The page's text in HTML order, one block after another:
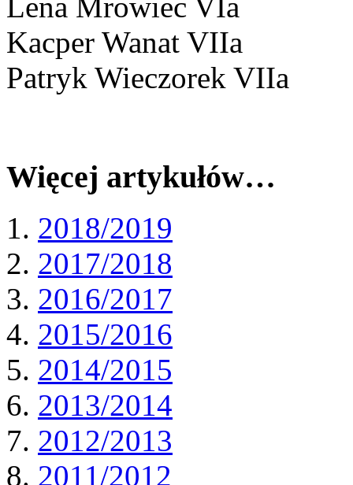
Lena Mrowiec VIa
Kacper Wanat VIIa
Patryk Wieczorek VIIa
Więcej artykułów…
2018/2019
2017/2018
2016/2017
2015/2016
2014/2015
2013/2014
2012/2013
2011/2012